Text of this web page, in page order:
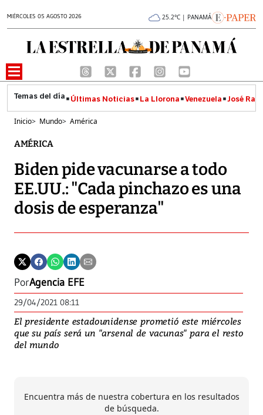
MIÉRCOLES 05 AGOSTO 2026 25.2°C | PANAMÁ
Últimas Noticias La Llorona Venezuela José
Inicio> Mundo> América
AMÉRICA
Biden pide vacunarse a todo
EE.UU.: "Cada pinchazo es una
dosis de esperanza"
PorAgencia EFE
29/04/2021 08:11
El presidente estadounidense prometió este miércoles
que su país será un "arsenal de vacunas" para el resto
del mundo
Encuentra más de nuestra cobertura en los resultados
de búsqueda.